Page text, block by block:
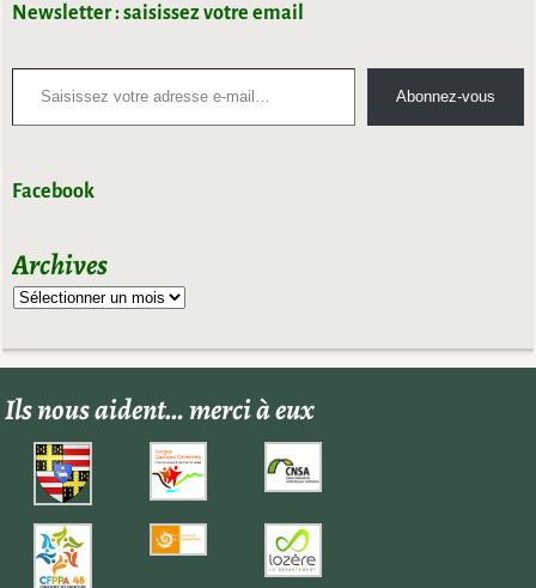
Newsletter : saisissez votre email
Abonnez-vous
Facebook
Archives
Ils nous aident… merci à eux